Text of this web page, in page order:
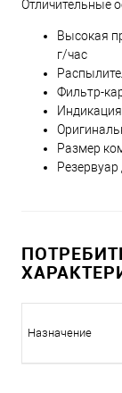
Отличительные
Высокая
г/час
Фильтр-
Размер
Назначение